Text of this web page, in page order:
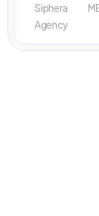
Siphera
Agency